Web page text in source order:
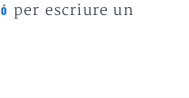
per escriure un